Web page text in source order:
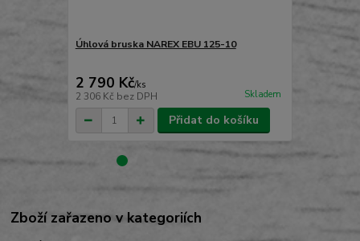
Úhlová bruska NAREX EBU 125-10
2 790 Kč/ks
2 306 Kč bez DPH Skladem
Přidat do košíku
Úhlová
Zboží zařazeno v kategoriích